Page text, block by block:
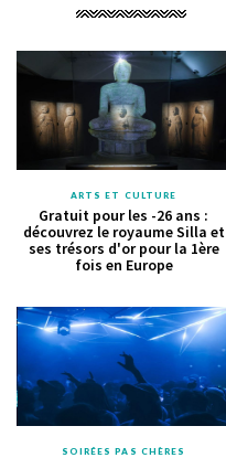
ARTS ET CULTURE
Gratuit pour les -26 ans :
découvrez le royaume Silla et
ses trésors d'or pour la 1ère
fois en Europe
SOIRÉES PAS CHÈRES